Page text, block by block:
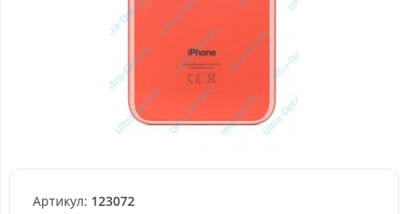
Артикул: 123072